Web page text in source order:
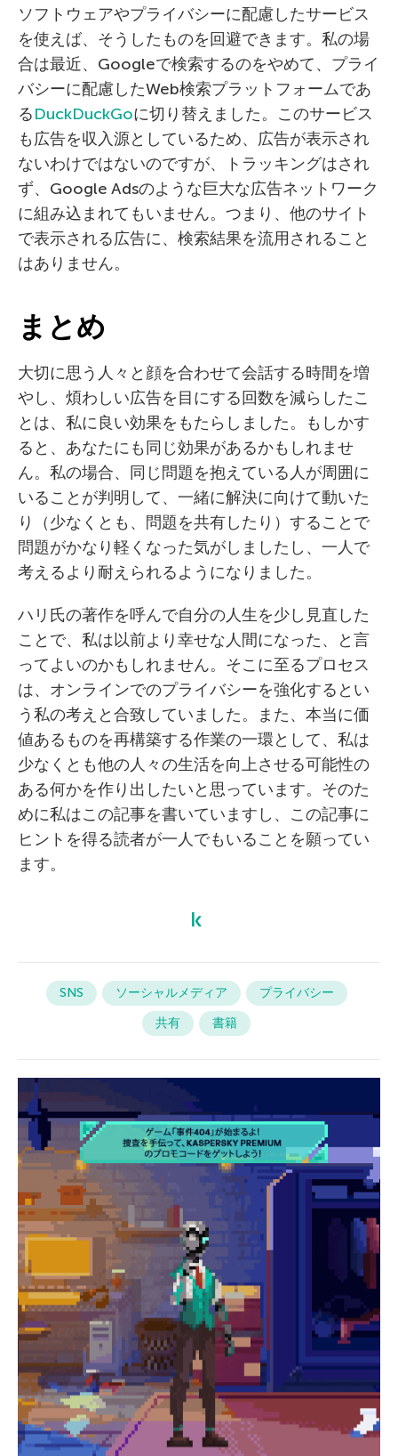
ソフトウェアやプライバシーに配慮したサービス
を使えば、そうしたものを回避できます。私の場
合は最近、Googleで検索するのをやめて、プライ
バシーに配慮したWeb検索プラットフォームであ
るDuckDuckGoに切り替えました。このサービス
も広告を収入源としているため、広告が表示され
ないわけではないのですが、トラッキングはされ
ず、Google Adsのような巨大な広告ネットワーク
に組み込まれてもいません。つまり、他のサイト
で表示される広告に、検索結果を流用されること
はありません。
まとめ
大切に思う人々と顔を合わせて会話する時間を増
やし、煩わしい広告を目にする回数を減らしたこ
とは、私に良い効果をもたらしました。もしかす
ると、あなたにも同じ効果があるかもしれませ
ん。私の場合、同じ問題を抱えている人が周囲に
いることが判明して、一緒に解決に向けて動いた
り（少なくとも、問題を共有したり）することで
問題がかなり軽くなった気がしましたし、一人で
考えるより耐えられるようになりました。
ハリ氏の著作を呼んで自分の人生を少し見直した
ことで、私は以前より幸せな人間になった、と言
ってよいのかもしれません。そこに至るプロセス
は、オンラインでのプライバシーを強化するとい
う私の考えと合致していました。また、本当に価
値あるものを再構築する作業の一環として、私は
少なくとも他の人々の生活を向上させる可能性の
ある何かを作り出したいと思っています。そのた
めに私はこの記事を書いていますし、この記事に
ヒントを得る読者が一人でもいることを願ってい
ます。
SNS ソーシャルメディア
プライバシー
共有
書籍